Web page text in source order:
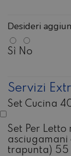
Desideri
Sì No
Servizi
Set Cucina
Set Per
asciugamani
trapunta)